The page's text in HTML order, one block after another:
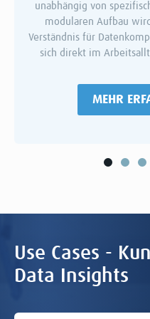
unabhängig von
modularen Aufbau
Verständnis für
sich direkt im
MEHR
Use Cases -
Data Insights